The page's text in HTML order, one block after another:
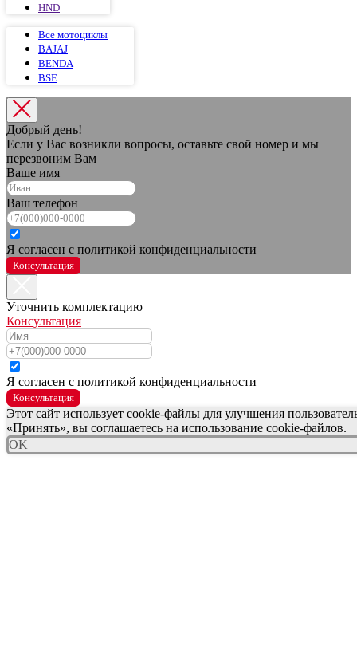
HND
Все мотоциклы
BAJAJ
BENDA
BSE
Добрый день!
Если у Вас возникли вопросы, оставьте свой номер и мы
перезвоним Вам
Ваше имя
Ваш телефон
Я согласен с политикой конфиденциальности
Консультация
Уточнить комплектацию
Консультация
Я согласен с политикой конфиденциальности
Консультация
Этот сайт использует cookie-файлы для улучшения
«Принять», вы соглашаетесь на использование cookie-файлов.
OK